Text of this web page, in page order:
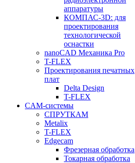
аппаратуры
КОМПАС-3D: для
проектирования
технологической
оснастки
nanoCAD Механика Pro
T-FLEX
Проектирования печатных
плат
Delta Design
T-FLEX
CAM-системы
СПРУТКAM
Metalix
T-FLEX
Edgecam
Фрезерная обработка
Токарная обработка